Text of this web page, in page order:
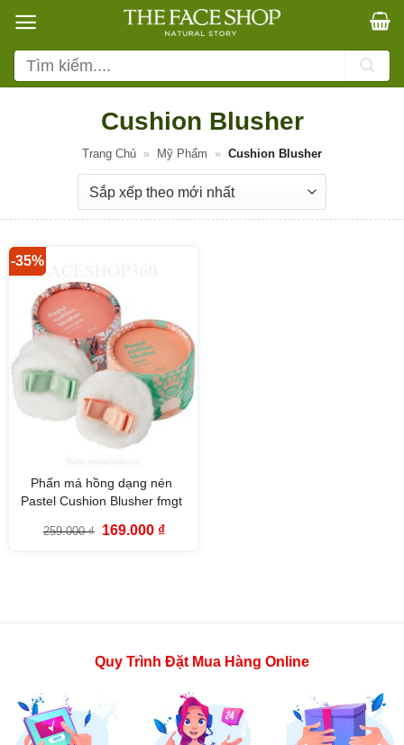
qua
nội
dung
Tìm
kiếm:
Cushion Blusher
Trang Chủ » Mỹ Phẩm » Cushion Blusher
-35%
Phấn má hồng dạng nén
Pastel Cushion Blusher fmgt
259.000₫
Giá
169.000 ₫Giá
Quy Trình Đặt Mua Hàng Online